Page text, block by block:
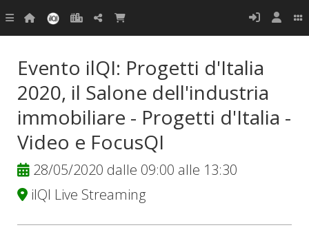
Evento ilQI: Progetti d'Italia
2020, il Salone dell'industria
immobiliare - Progetti d'Italia -
Video e FocusQI
28/05/2020 dalle 09:00 alle 13:30
ilQI Live Streaming